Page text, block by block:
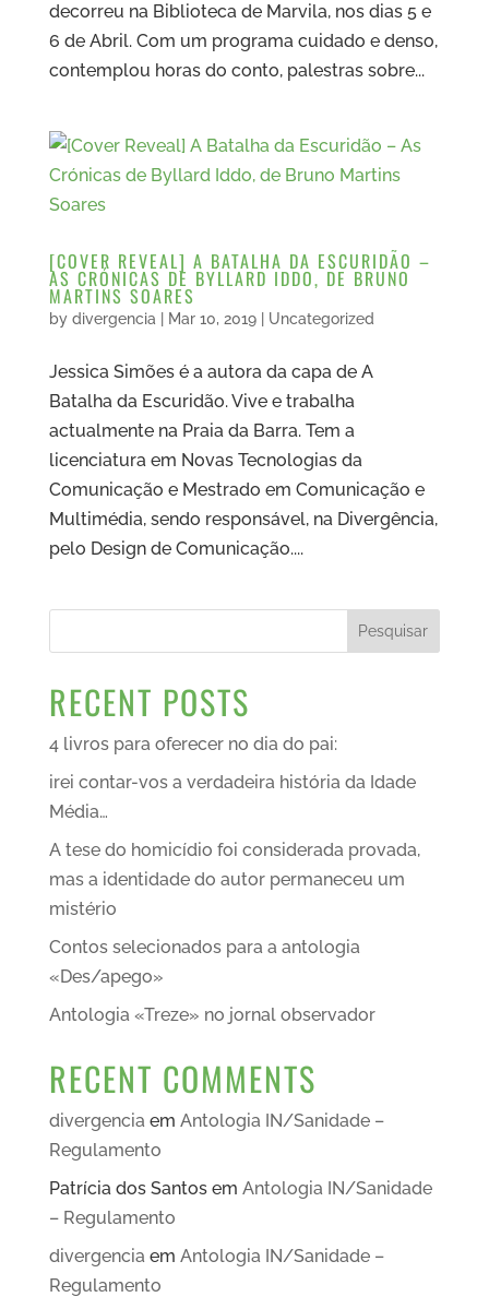
decorreu na Biblioteca de Marvila, nos dias 5 e
6 de Abril. Com um programa cuidado e denso,
contemplou horas do conto, palestras sobre...
[COVER REVEAL] A BATALHA DA ESCURIDÃO –
AS CRÓNICAS DE BYLLARD IDDO, DE BRUNO
MARTINS SOARES
by divergencia Mar 10, 2019| Uncategorized
Jessica Simões é a autora da capa de A
Batalha da Escuridão. Vive e trabalha
actualmente na Praia da Barra. Tem a
licenciatura em Novas Tecnologias da
Comunicação e Mestrado em Comunicação e
Multimédia, sendo responsável, na Divergência,
pelo Design de Comunicação....
Pesquisar
RECENT POSTS
4 livros para oferecer no dia do pai:
irei contar-vos a verdadeira história da Idade
Média…
A tese do homicídio foi considerada provada,
mas a identidade do autor permaneceu um
mistério
Contos selecionados para a antologia
«Des/apego»
Antologia «Treze» no jornal observador
RECENT COMMENTS
divergenciaem Antologia IN/Sanidade –
Regulamento
Patrícia dos Santosem Antologia IN/Sanidade
– Regulamento
divergenciaem Antologia IN/Sanidade –
Regulamento